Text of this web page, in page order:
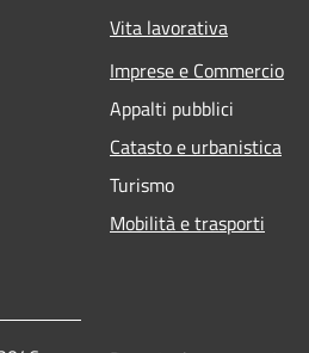
Vita lavorativa
Imprese e Commercio
Appalti pubblici
Catasto e urbanistica
Turismo
Mobilità e trasporti